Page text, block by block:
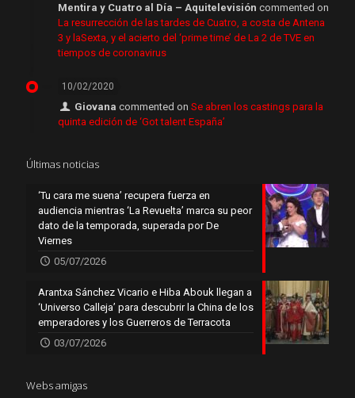
Mentira y Cuatro al Día – Aquitelevisión commented on
La resurrección de las tardes de Cuatro, a costa de Antena
3 y laSexta, y el acierto del ‘prime time’ de La 2 de TVE en
tiempos de coronavirus
10/02/2020
Giovana commented onSe abren los castings para la
quinta edición de ‘Got talent España’
Últimas noticias
‘Tu cara me suena’ recupera fuerza en
audiencia mientras ‘La Revuelta’ marca su peor
dato de la temporada, superada por De
Viernes
05/07/2026
Arantxa Sánchez Vicario e Hiba Abouk llegan a
‘Universo Calleja’ para descubrir la China de los
emperadores y los Guerreros de Terracota
03/07/2026
Webs amigas